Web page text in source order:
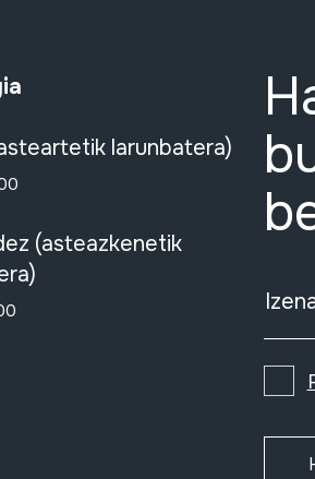
larunbatera)
(asteazkenetik